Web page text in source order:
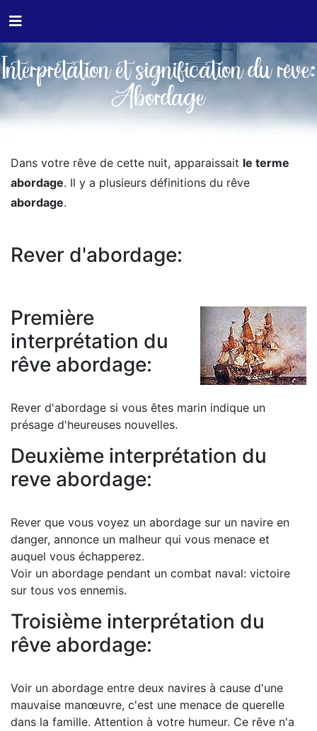
Interprétation et signification du rêve:
Abordage
Dans votre rêve de cette nuit, apparaissait le terme
abordage. Il y a plusieurs définitions du rêve
abordage.
Rever d'abordage:
Première
interprétation du
rêve abordage:
Rever d'abordage si vous êtes marin indique un
présage d'heureuses nouvelles.
Deuxième interprétation du
reve abordage:
Rever que vous voyez un abordage sur un navire en
danger, annonce un malheur qui vous menace et
auquel vous échapperez.
Voir un abordage pendant un combat naval: victoire
sur tous vos ennemis.
Troisième interprétation du
rêve abordage:
Voir un abordage entre deux navires à cause d'une
mauvaise manœuvre, c'est une menace de querelle
dans la famille. Attention à votre humeur. Ce rêve n'a